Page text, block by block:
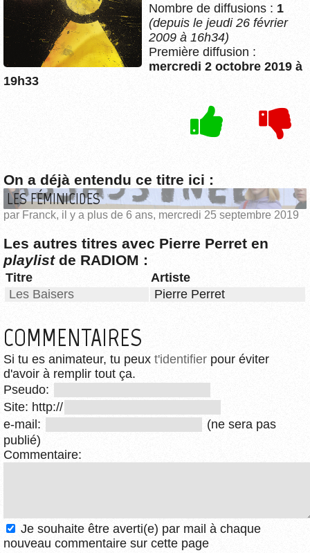
Nombre de diffusions : 1
(depuis le jeudi 26 février
2009 à 16h34)
Première diffusion :
mercredi 2 octobre 2019 à
19h33
On a déjà entendu ce titre ici :
LES FÉMINICIDES
par Franck, il y a plus de 6 ans, mercredi 25 septembre 2019
Les autres titres avec Pierre Perret en
playlistde RADIOM :
Titre
Artiste
Les Baisers
Pierre Perret
COMMENTAIRES
Si tu es animateur, tu peux t'identifier pour éviter
d'avoir à remplir tout ça.
Pseudo:
Site: http://
e-mail:
(ne sera pas
publié)
Commentaire:
Je souhaite être averti(e) par mail à chaque
nouveau commentaire sur cette page